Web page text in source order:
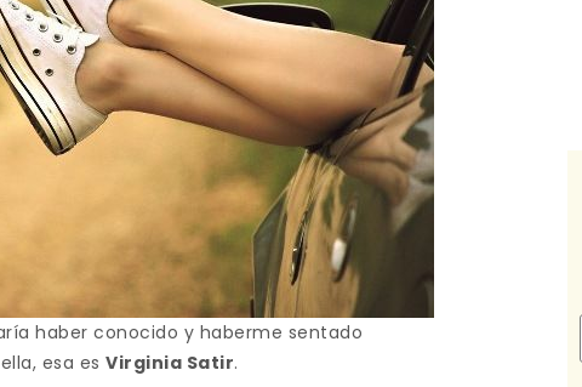
haber conocido y haberme sentado
esa es Virginia Satir.